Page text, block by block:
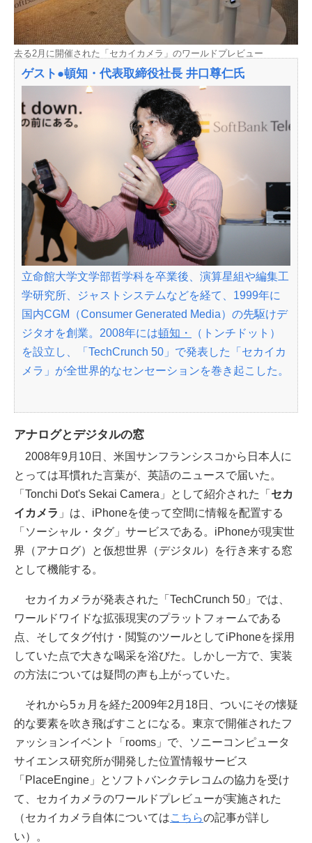
去る2月に開催された「セカイカメラ」のワールドプレビュー
ゲスト●頓知・代表取締役社長 井口尊仁氏
立命館大学文学部哲学科を卒業後、演算星組や編集工
学研究所、ジャストシステムなどを経て、1999年に
国内CGM（Consumer Generated Media）の先駆けデ
ジタオを創業。2008年には頓知・
（トンチドット）
を設立し、「TechCrunch 50」で発表した「セカイカ
メラ」が全世界的なセンセーションを巻き起こした。
アナログとデジタルの窓
2008年9月10日、米国サンフランシスコから日本人に
とっては耳慣れた言葉が、英語のニュースで届いた。
「Tonchi Dot's Sekai Camera」として紹介された「 セカ
イカメラ 」は、iPhoneを使って空間に情報を配置する
「ソーシャル・タグ」サービスである。iPhoneが現実世
界（アナログ）と仮想世界（デジタル）を行き来する窓
として機能する。
セカイカメラが発表された「TechCrunch 50」では、
ワールドワイドな拡張現実のプラットフォームである
点、そしてタグ付け・閲覧のツールとしてiPhoneを採用
していた点で大きな喝采を浴びた。しかし一方で、実装
の方法については疑問の声も上がっていた。
それから5ヵ月を経た2009年2月18日、ついにその懐疑
的な要素を吹き飛ばすことになる。東京で開催されたフ
ァッションイベント「rooms」で、ソニーコンピュータ
サイエンス研究所が開発した位置情報サービス
「PlaceEngine」とソフトバンクテレコムの協力を受け
て、セカイカメラのワールドプレビューが実施された
（セカイカメラ自体についてはこちらの記事が詳し
い）。